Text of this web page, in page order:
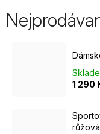
1 290
růžová